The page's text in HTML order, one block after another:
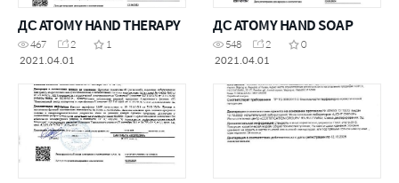
ДС ATOMY HAND THERAPY
467 2
1
2021.04.01
ДС ATOMY HAND SOAP
548 2
0
2021.04.01